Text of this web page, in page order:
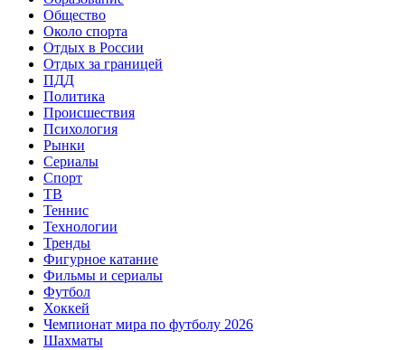
Общество
Около спорта
Отдых в России
Отдых за границей
ПДД
Политика
Происшествия
Психология
Рынки
Сериалы
Спорт
ТВ
Теннис
Технологии
Тренды
Фигурное катание
Фильмы и сериалы
Футбол
Хоккей
Чемпионат мира по футболу 2026
Шахматы